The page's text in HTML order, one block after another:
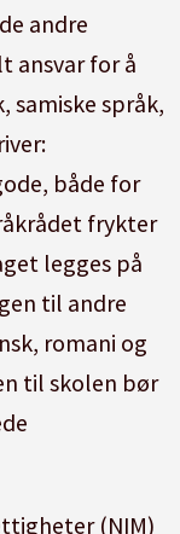
andre
ansvar for å
samiske språk,
både for
frykter
legges på
til andre
romani og
til skolen bør
(NIM)